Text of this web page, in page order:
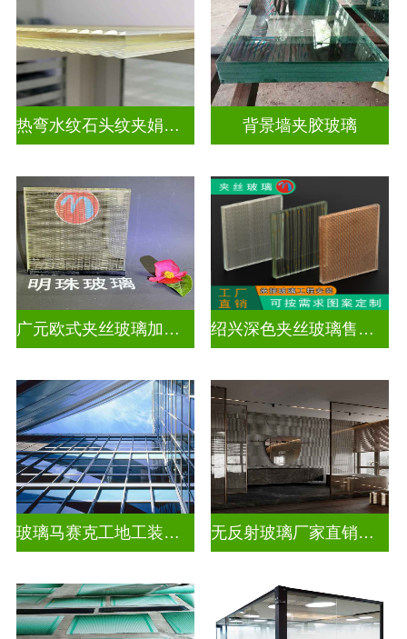
热弯水纹石头纹夹娟夹丝玻璃 背景墙夹胶玻璃
广元欧式夹丝玻璃加工店 绍兴深色夹丝玻璃售价多少
玻璃马赛克工地工装装饰玻璃 无反射玻璃厂家直销批发